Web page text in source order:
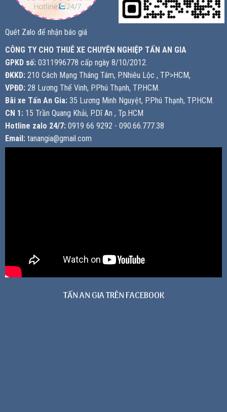
Quét Zalo để nhận báo giá
CÔNG TY CHO THUÊ XE CHUYÊN NGHIỆP TẤN AN GIA
GPKD số: 0311996778 cấp ngày 8/10/2012.
ĐKKD: 210 Cách Mạng Tháng Tám, P.Nhiêu Lộc , TP>HCM,
VPĐD: 28 Lương Thế Vinh, P.Phú Thạnh, TP.HCM.
Bãi xe Tấn An Gia: 35 Lương Minh Nguyệt, P.Phú Thạnh, TP.HCM.
CN 1: 15 Trần Quang Khải, P.Dĩ An , Tp.HCM
Hotline zalo 24/7: 0919 66 9292 - 090.66.777.38
Email: tanangia@gmail.com
TẤN AN GIA TRÊN FACEBOOK